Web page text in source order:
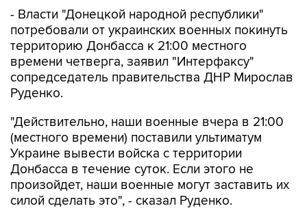
- Власти "Донецкой народной республики"
потребовали от украинских военных покинуть
территорию Донбасса к 21:00 местного
времени четверга, заявил "Интерфаксу"
сопредседатель правительства ДНР Мирослав
Руденко.
"Действительно, наши военные вчера в 21:00
(местного времени) поставили ультиматум
Украине вывести войска с территории
Донбасса в течение суток. Если этого не
произойдет, наши военные могут заставить их
силой сделать это", - сказал Руденко.